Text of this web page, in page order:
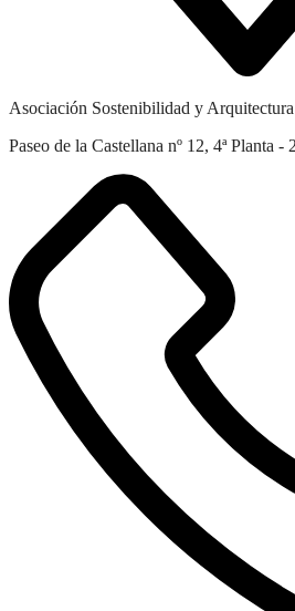
Asociación Sostenibilidad y Arquitectura
Paseo de la Castellana nº 12, 4ª Planta -